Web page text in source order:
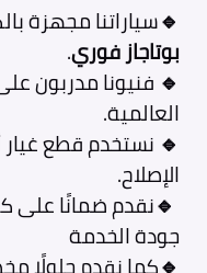
🔹سياراتنا مجهزة
بوتاجاز فوري.
🔹 فنيونا مدربون
العالمية.
🔹
الإصلاح.
🔹نقدم ضمانًا على
جودة الخدمة